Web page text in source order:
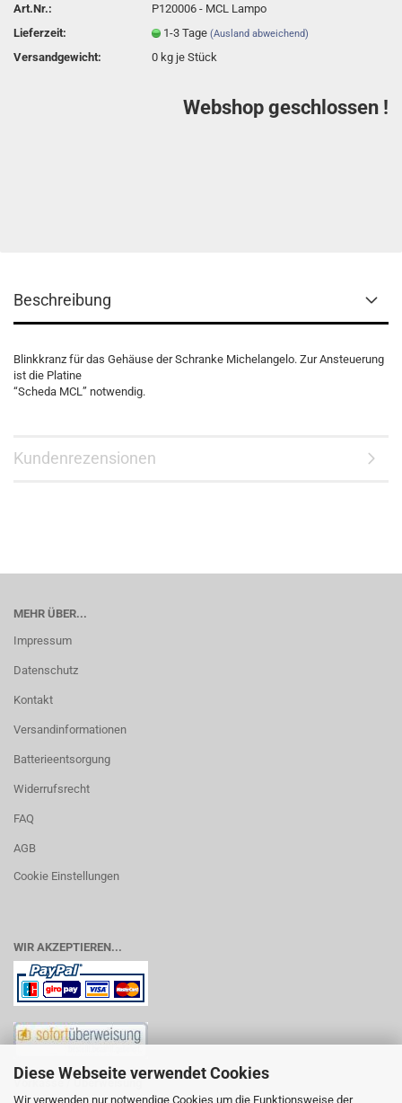
Diese Webseite verwendet Cookies
Wir verwenden nur notwendige Cookies um die Funktionsweise der
Art.Nr.:
P120006 - MCL Lampo
Lieferzeit:
1-3 Tage(Ausland abweichend)
Versandgewicht: 0 kg je Stück
Webshop geschlossen !
Beschreibung
Blinkkranz für das Gehäuse der Schranke Michelangelo. Zur Ansteuerung
ist die Platine
“Scheda MCL” notwendig.
Kundenrezensionen
MEHR ÜBER...
Impressum
Datenschutz
Kontakt
Versandinformationen
Batterieentsorgung
Widerrufsrecht
FAQ
AGB
Cookie Einstellungen
WIR AKZEPTIEREN...
Vorkasse / Überweisung